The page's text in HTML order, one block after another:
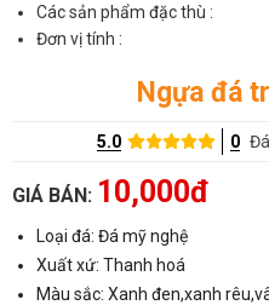
Các sản phẩm đặc thù :
Đơn vị tính :
Ngựa đá
5.0 0
GIÁ BÁN: 10,000đ
Loại đá: Đá mỹ nghệ
Xuất xứ: Thanh hoá
Màu sắc: Xanh đen,xanh